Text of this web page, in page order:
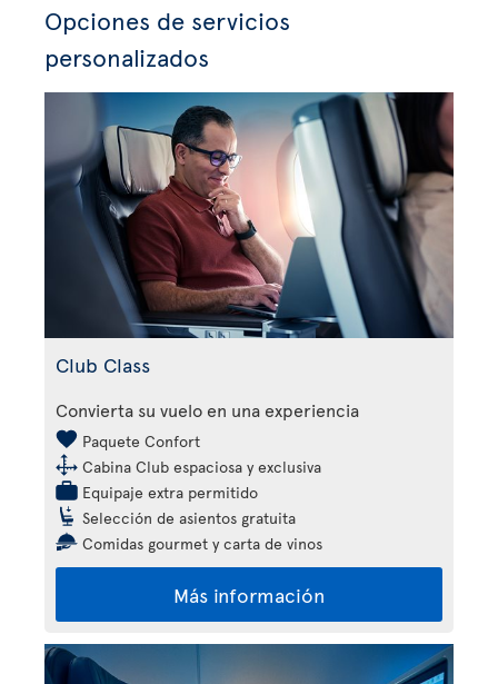
Opciones de servicios
personalizados
Club Class
Convierta su vuelo en una experiencia
Paquete Confort
Cabina Club espaciosa y exclusiva
Equipaje extra permitido
Selección de asientos gratuita
Comidas gourmet y carta de vinos
Más información